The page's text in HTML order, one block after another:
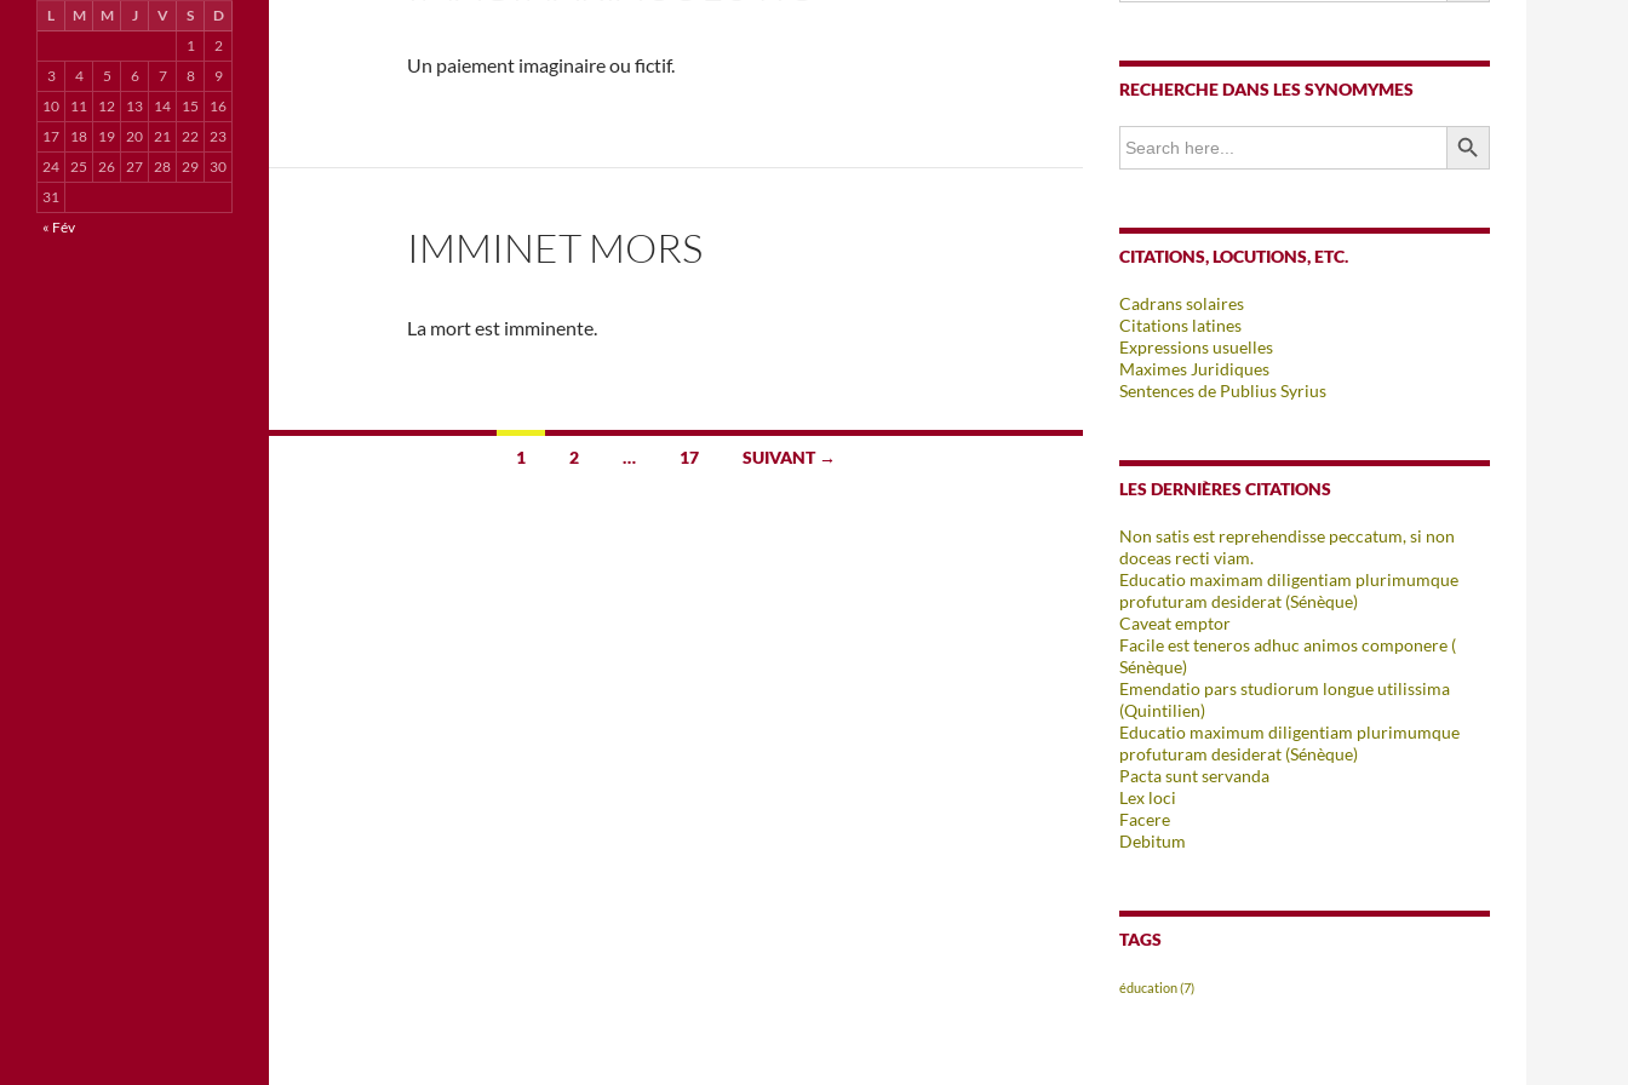
Un paiement imaginaire ou fictif.
IMMINET MORS
La mort est imminente.
1 2 … 17 SUIVANT →
RECHERCHE DANS LES SYNOMYMES
Search
for:
SEARCH BUTTON
CITATIONS, LOCUTIONS, ETC.
Cadrans solaires
Citations latines
Expressions usuelles
Maximes Juridiques
Sentences de Publius Syrius
LES DERNIÈRES CITATIONS
Non satis est reprehendisse peccatum, si non
doceas recti viam.
Educatio maximam diligentiam plurimumque
profuturam desiderat (Sénèque)
Caveat emptor
Facile est teneros adhuc animos componere (
Sénèque)
Emendatio pars studiorum longue utilissima
(Quintilien)
Educatio maximum diligentiam plurimumque
profuturam desiderat (Sénèque)
Pacta sunt servanda
Lex loci
Facere
Debitum
TAGS
éducation(7)
L M M J V S
D
1
2
3
4 5 6 7 8
9
10
11 12 13 14 15
16
17
18 19 20 21 22 23
24 25 26 27 28 29
30
31
« Fév